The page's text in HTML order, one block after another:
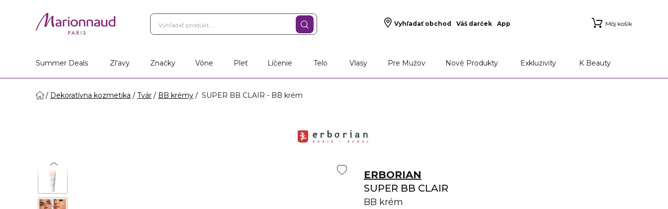
Vyhľadať obchod Váš darček App Môj košík
Summer Deals Zl'avy Značky Vône Pleť Líčenie Telo Vlasy Pre Mužov Nové Produkty Exkluzivity K Beauty
Dekoratívna kozmetika Tvár BB krémy SUPER BB CLAIR - BB krém
ERBORIAN
SUPER BB CLAIR
BB krém